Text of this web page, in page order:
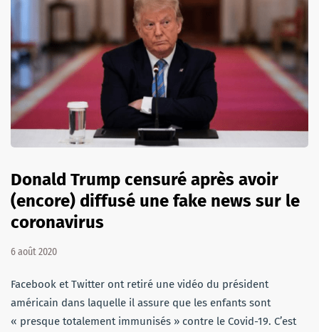
Donald Trump censuré après avoir
(encore) diffusé une fake news sur le
coronavirus
6 août 2020
Facebook et Twitter ont retiré une vidéo du président
américain dans laquelle il assure que les enfants sont
« presque totalement immunisés » contre le Covid-19. C’est